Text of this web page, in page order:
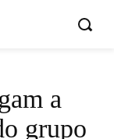
a
grupo